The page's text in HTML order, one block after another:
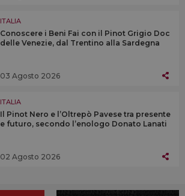
ITALIA
Conoscere i Beni Fai con il Pinot Grigio Doc
delle Venezie, dal Trentino alla Sardegna
03 Agosto 2026
ITALIA
Il Pinot Nero e l’Oltrepò Pavese tra presente
e futuro, secondo l’enologo Donato Lanati
02 Agosto 2026